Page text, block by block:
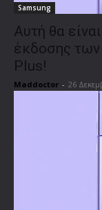
Samsung
Αυτή θα
έκδοσης των
Plus!
Maddoctor - 26